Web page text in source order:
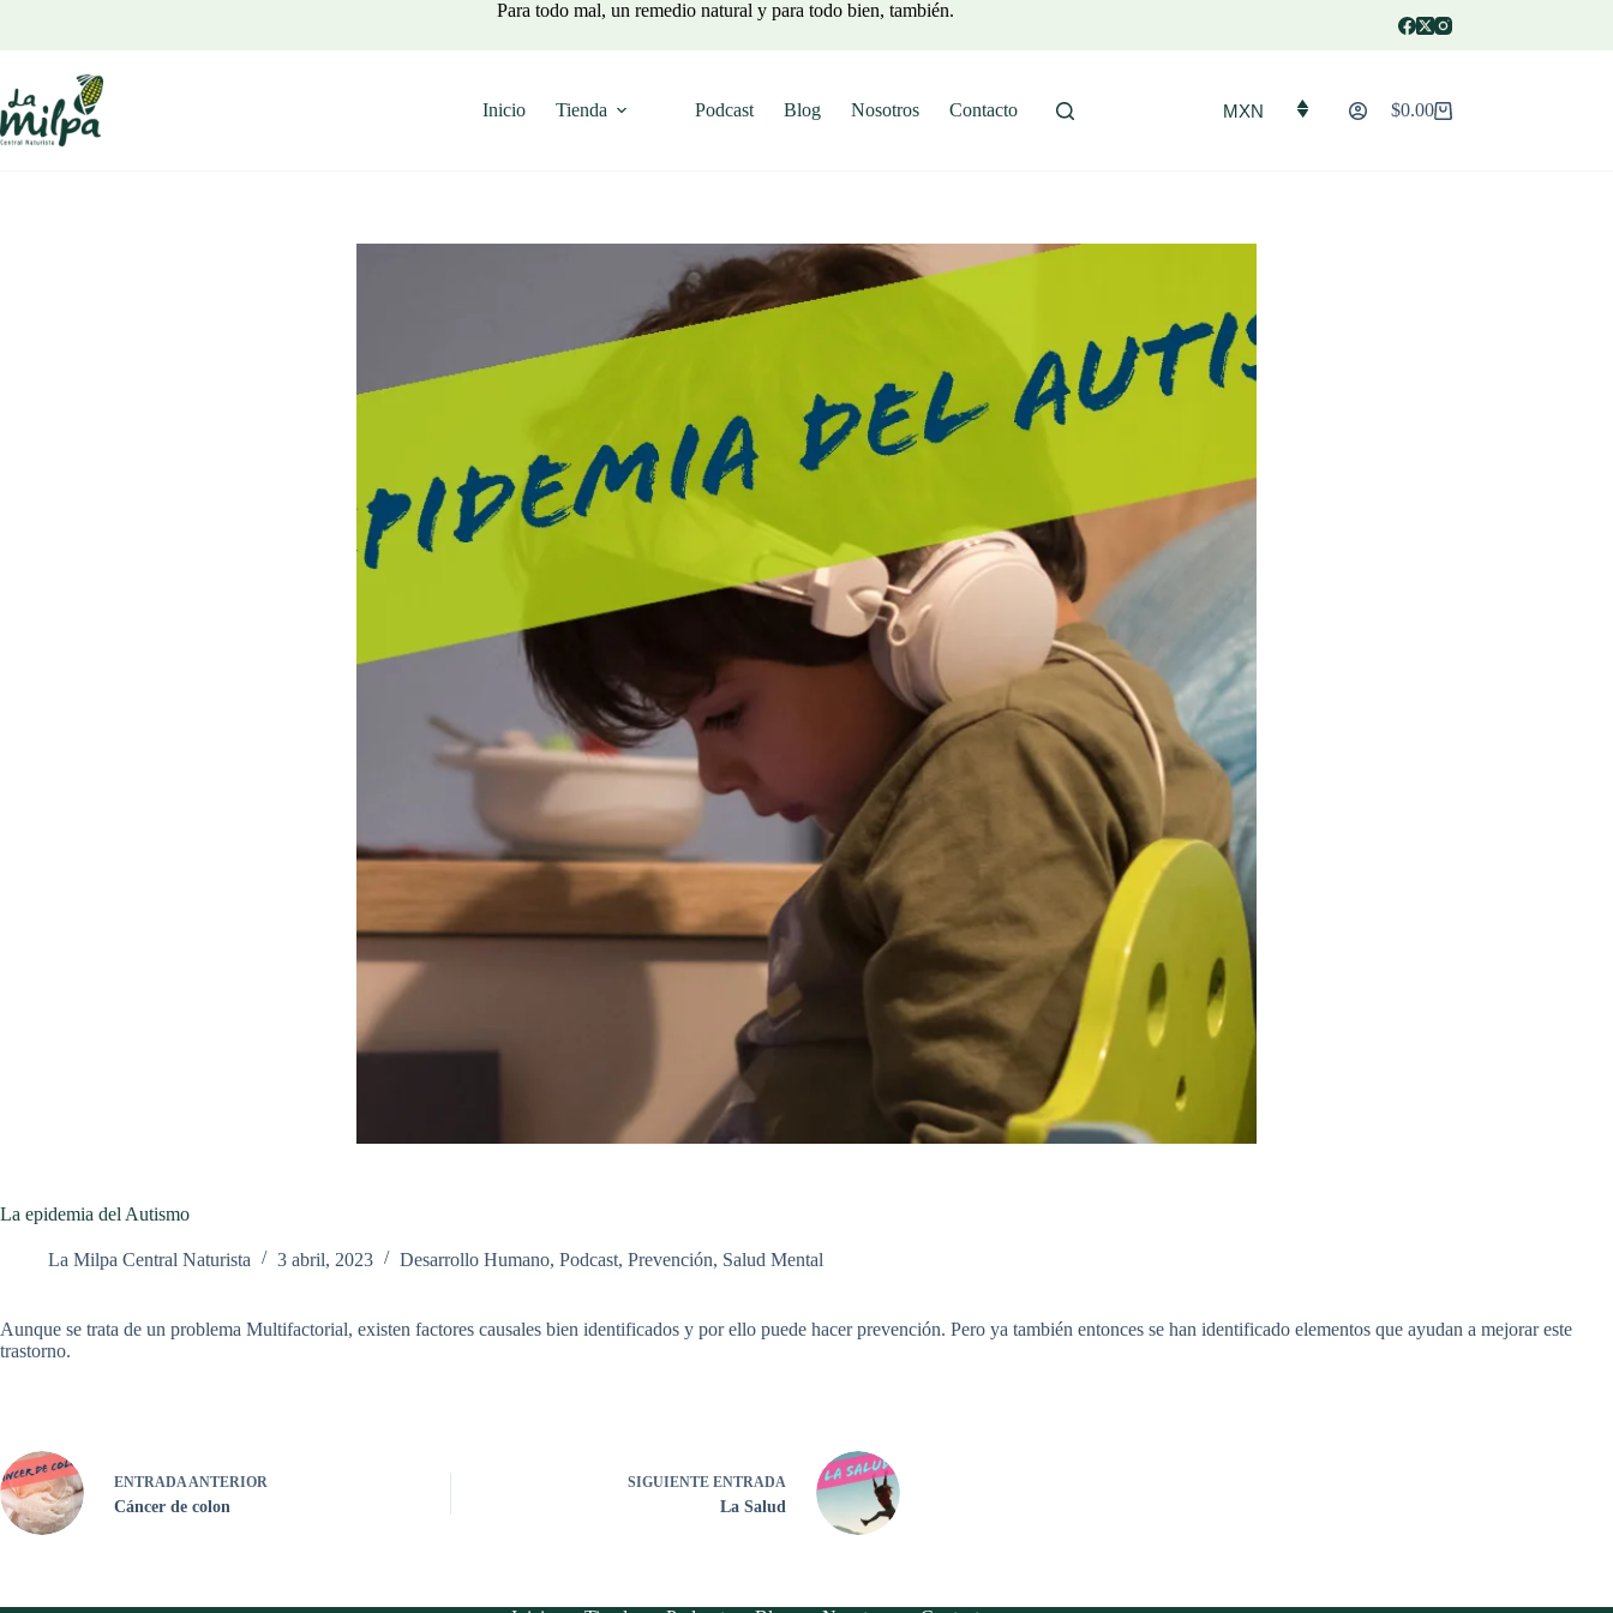
Para todo mal, un remedio natural y para todo bien, también.
Inicio Tienda Podcast Blog Nosotros Contacto MXN
Carro
$0.00
La epidemia del Autismo
La Milpa Central Naturista 3 abril, 2023 Desarrollo Humano, Podcast, Prevención, Salud Mental
Aunque se trata de un problema Multifactorial, existen factores causales bien identificados y por ello puede hacer prevención. Pero ya también entonces se han identificado elementos que ayudan a mejorar este
trastorno.
ENTRADA ANTERIOR
Cáncer de colon
SIGUIENTE ENTRADA
La Salud